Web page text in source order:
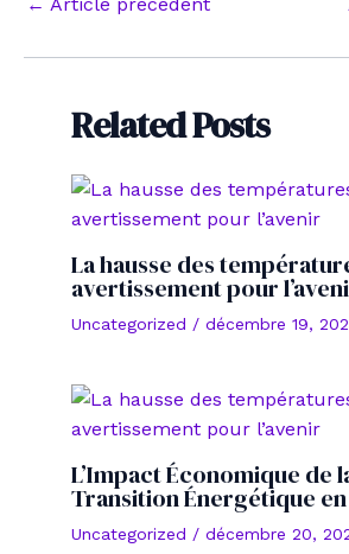
articles
Related Posts
La hausse des
avertissement pour
Uncategorized / décembre 19,
L’Impact Économique de
Transition Énergétique
Uncategorized / décembre 20,